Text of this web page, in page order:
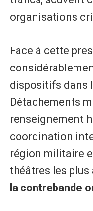
organisations
Face à cette
dispositifs dans
Détachements
renseignement
coordination
région militaire
théâtres les
la contrebande